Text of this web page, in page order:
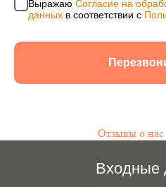
Выражаю Согласие на
данных в соответствии с
Отзывы о